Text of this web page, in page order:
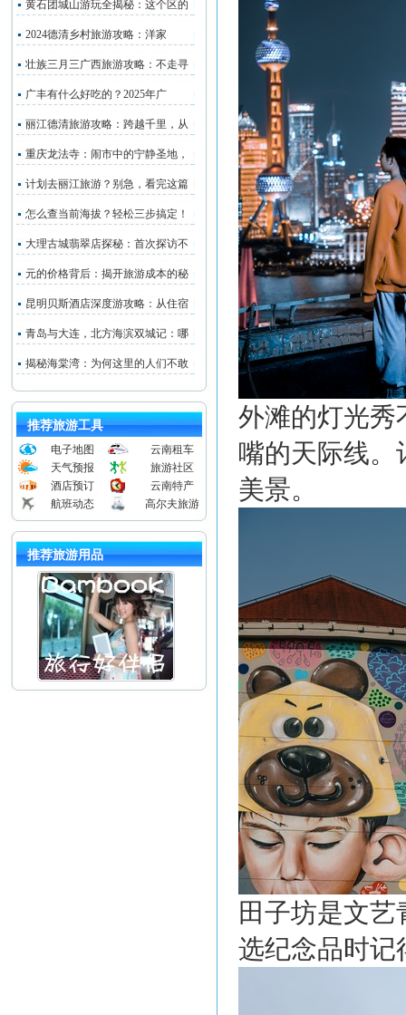
黄石团城山游玩全揭秘：这个区的
2024德清乡村旅游攻略：洋家
壮族三月三广西旅游攻略：不走寻
广丰有什么好吃的？2025年广
丽江德清旅游攻略：跨越千里，从
重庆龙法寺：闹市中的宁静圣地，
计划去丽江旅游？别急，看完这篇
怎么查当前海拔？轻松三步搞定！
大理古城翡翠店探秘：首次探访不
元的价格背后：揭开旅游成本的秘
昆明贝斯酒店深度游攻略：从住宿
青岛与大连，北方海滨双城记：哪
揭秘海棠湾：为何这里的人们不敢
推荐旅游工具
电子地图
云南租车
天气预报
旅游社区
酒店预订
云南特产
航班动态
高尔夫旅游
推荐旅游用品
外滩的灯光秀
嘴的天际线。
美景。
田子坊是文
选纪念品时记